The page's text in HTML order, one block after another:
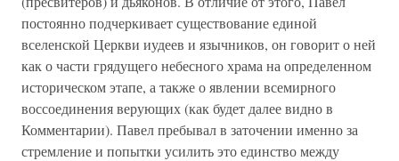
постоянно подчеркивает существование единой
вселенской Церкви иудеев и язычников, он говорит о ней
как о части грядущего небесного храма на определенном
историческом этапе, а также о явлении всемирного
воссоединения верующих (как будет далее видно в
Комментарии). Павел пребывал в заточении именно за
стремление и попытки усилить это единство между